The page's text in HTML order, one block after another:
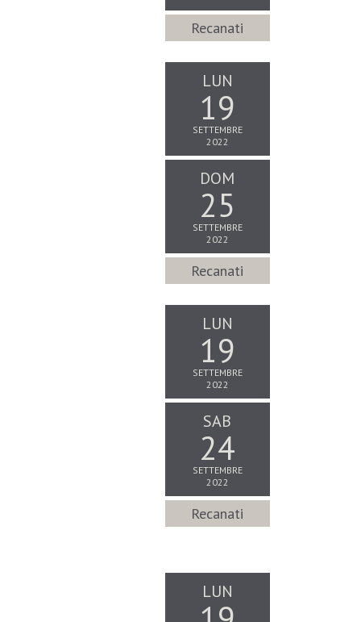
Recanati
LUN
19
SETTEMBRE
2022
DOM
25
SETTEMBRE
2022
Recanati
LUN
19
SETTEMBRE
2022
SAB
24
SETTEMBRE
2022
Recanati
LUN